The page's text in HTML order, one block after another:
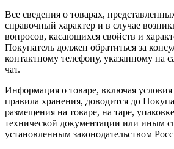
Все сведения о товарах,
справочный характер и в случае
вопросов, касающихся свойств и
Покупатель должен обратиться за
контактному телефону, указанному на
чат.
Информация о товаре, включая условия
правила хранения, доводится до
размещения на товаре, на таре,
технической документации или иным
установленным законодательством